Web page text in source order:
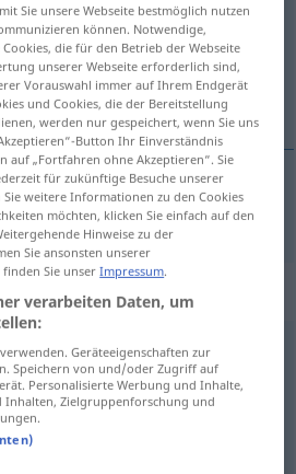
anklicken/antippen)
anklicken/antippen)
Sie unsere Webseite bestmöglich nutzen
können. Notwendige,
die für den Betrieb der Webseite
unserer Webseite erforderlich sind,
Vorauswahl immer auf Ihrem Endgerät
und Cookies, die der Bereitstellung
werden nur gespeichert, wenn Sie uns
Button Ihr Einverständnis
auf „Fortfahren ohne Akzeptieren“. Sie
für zukünftige Besuche unserer
weitere Informationen zu den Cookies
möchten, klicken Sie einfach auf den
Hinweise zu der
Sie ansonsten unserer
finden Sie unserImpressum.
verarbeiten Daten, um
Geräteeigenschaften zur
Speichern von und/oder Zugriff auf
Personalisierte Werbung und Inhalte,
Inhalten, Zielgruppenforschung und